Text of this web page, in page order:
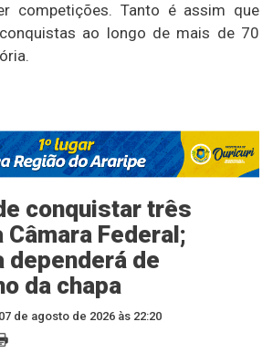
competições. Tanto é assim que
ao longo de mais de 70
conquistar três
Federal;
dependerá de
da chapa
07 de agosto de 2026 às 22:20